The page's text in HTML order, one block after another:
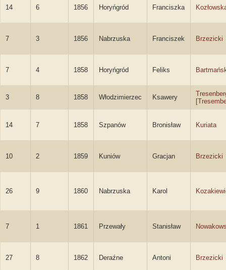
14 6 1856 Horyńgród Franciszka
7 3 1856 Nabrzuska Franciszek Brzezicki
7 4 1858 Horyńgród Feliks
3 8 1858 Włodzimierzec Ksawery
14 7 1858 Szpanów Bronisław Kuriata
10 2 1859 Kuniów Gracjan Brzezicki
26 9 1860 Nabrzuska Karol
7 1 1861 Przewały Stanisław
27 8 1862 Deraźne Antoni Brzezicki